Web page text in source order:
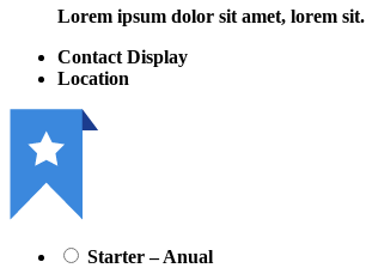
Lorem ipsum dolor sit amet, lorem sit.
Contact Display
Location
Starter – Anual